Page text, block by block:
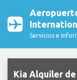
Servicios e
Kia Alquiler